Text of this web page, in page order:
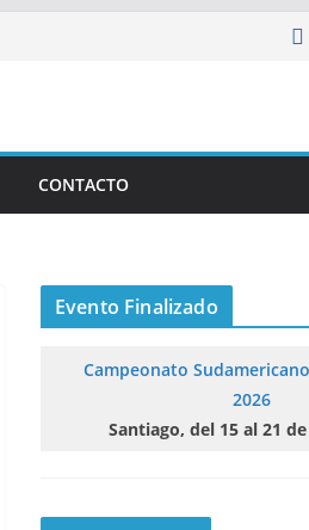
CONTACTO
Evento Finalizado
Campeonato
2026
Santiago, del 15 al 21